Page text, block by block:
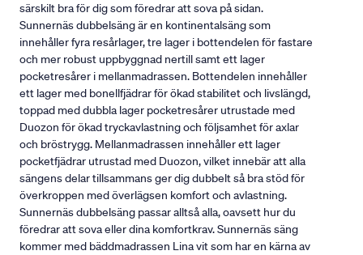
särskilt bra för dig som föredrar att sova på sidan.
Sunnernäs dubbelsäng är en kontinentalsäng som
innehåller fyra resårlager, tre lager i bottendelen för fastare
och mer robust uppbyggnad nertill samt ett lager
pocketresårer i mellanmadrassen. Bottendelen innehåller
ett lager med bonellfjädrar för ökad stabilitet och livslängd,
toppad med dubbla lager pocketresårer utrustade med
Duozon för ökad tryckavlastning och följsamhet för axlar
och bröstrygg. Mellanmadrassen innehåller ett lager
pocketfjädrar utrustad med Duozon, vilket innebär att alla
sängens delar tillsammans ger dig dubbelt så bra stöd för
överkroppen med överlägsen komfort och avlastning.
Sunnernäs dubbelsäng passar alltså alla, oavsett hur du
föredrar att sova eller dina komfortkrav. Sunnernäs säng
kommer med bäddmadrassen Lina vit som har en kärna av